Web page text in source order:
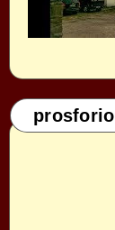
prosforio